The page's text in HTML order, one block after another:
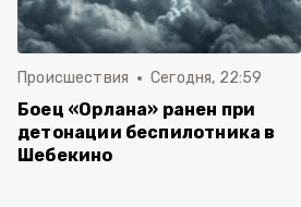
Происшествия Сегодня, 22:59
Боец «Орлана» ранен при
детонации беспилотника в
Шебекино